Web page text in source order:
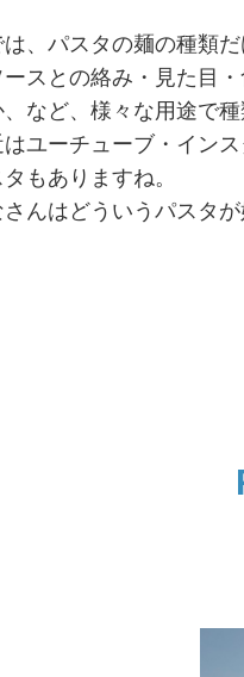
は、パスタの麺の種類
スとの絡み・見た目
、など、様々な用途で種
はユーチューブ・イン
もありますね。
んはどういうパスタが